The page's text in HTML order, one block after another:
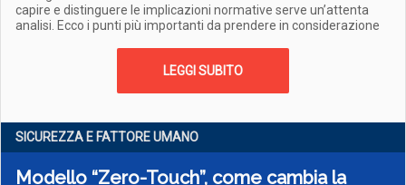
capire e distinguere le implicazioni normative serve un’attenta
analisi. Ecco i punti più importanti da prendere in considerazione
LEGGI SUBITO
SICUREZZA E FATTORE UMANO
Modello “Zero-Touch”, come cambia la